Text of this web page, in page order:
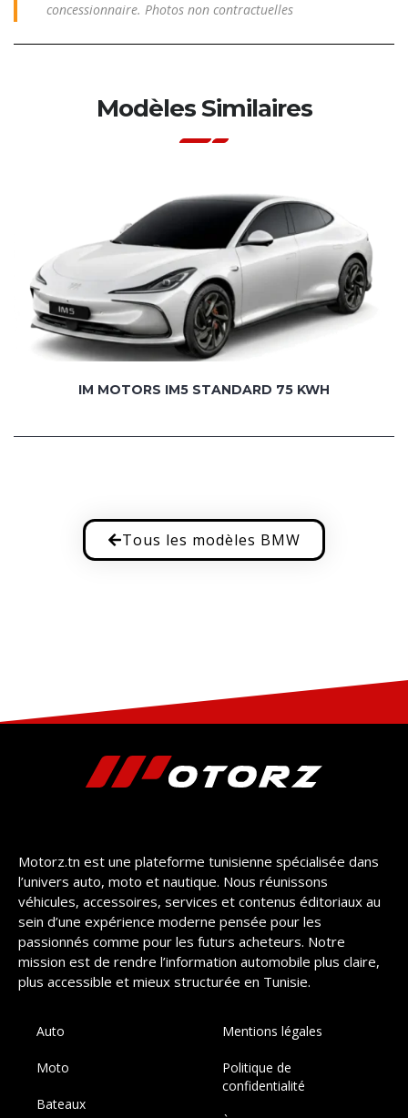
concessionnaire. Photos non contractuelles
Modèles Similaires
IM MOTORS IM5 STANDARD 75 KWH
Tous les modèles BMW
Motorz.tn est une plateforme tunisienne spécialisée dans
l’univers auto, moto et nautique. Nous réunissons
véhicules, accessoires, services et contenus éditoriaux au
sein d’une expérience moderne pensée pour les
passionnés comme pour les futurs acheteurs. Notre
mission est de rendre l’information automobile plus claire,
plus accessible et mieux structurée en Tunisie.
Auto
Moto
Bateaux
Mentions légales
Politique de
confidentialité